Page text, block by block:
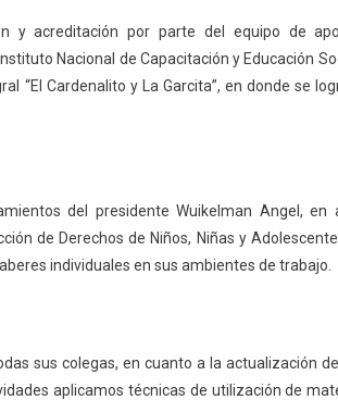
y acreditación por parte del equipo de
Nacional de Capacitación y Educación
“El Cardenalito y La Garcita”, en donde se
del presidente Wuikelman Angel, en
de Derechos de Niños, Niñas y
individuales en sus ambientes de trabajo.
sus colegas, en cuanto a la actualización
aplicamos técnicas de utilización de